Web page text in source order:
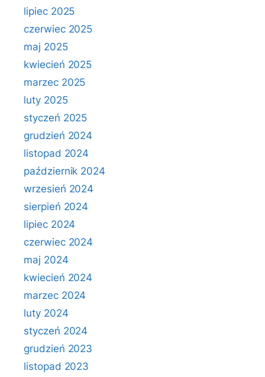
lipiec 2025
czerwiec 2025
maj 2025
kwiecień 2025
marzec 2025
luty 2025
styczeń 2025
grudzień 2024
listopad 2024
październik 2024
wrzesień 2024
sierpień 2024
lipiec 2024
czerwiec 2024
maj 2024
kwiecień 2024
marzec 2024
luty 2024
styczeń 2024
grudzień 2023
listopad 2023